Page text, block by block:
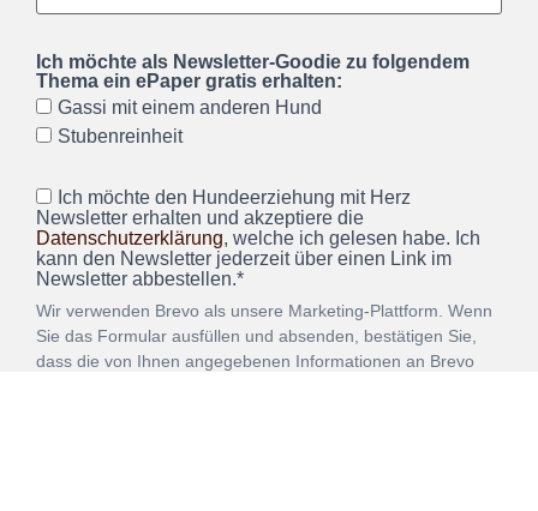
Ich möchte als Newsletter-Goodie zu folgendem
Thema ein ePaper gratis erhalten:
Gassi mit einem anderen Hund
Stubenreinheit
Ich möchte den Hundeerziehung mit Herz
Newsletter erhalten und akzeptiere die
Datenschutzerklärung, welche ich gelesen habe. Ich
kann den Newsletter jederzeit über einen Link im
Newsletter abbestellen.*
Wir verwenden Brevo als unsere Marketing-Plattform. Wenn
Sie das Formular ausfüllen und absenden, bestätigen Sie,
dass die von Ihnen angegebenen Informationen an Brevo